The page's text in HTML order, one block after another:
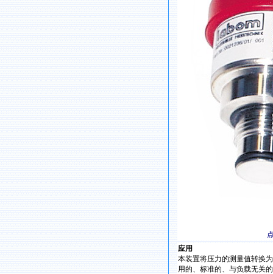
应用
本装置将压力的测量值转换
用的、标准的、与负载无关